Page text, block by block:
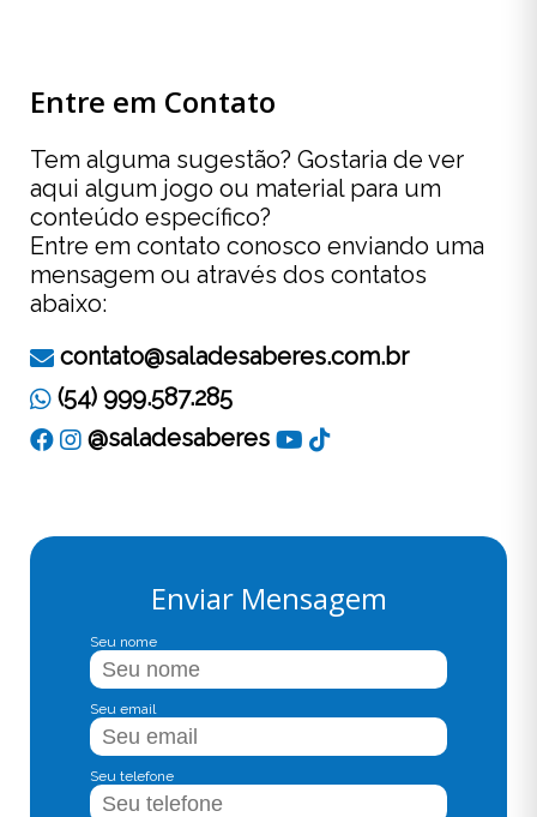
Enviar Mensagem
Seu nome
Seu email
Seu telefone
Entre em Contato
Tem alguma sugestão? Gostaria de ver
aqui algum jogo ou material para um
conteúdo específico?
Entre em contato conosco enviando uma
mensagem ou através dos contatos
abaixo:
contato@saladesaberes.com.br
(54) 999.587.285
@saladesaberes